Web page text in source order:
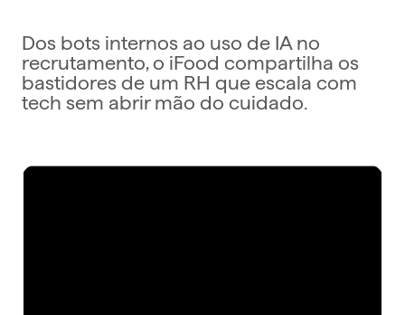
Dos bots internos ao uso de IA no
recrutamento, o iFood compartilha os
bastidores de um RH que escala com
tech sem abrir mão do cuidado.